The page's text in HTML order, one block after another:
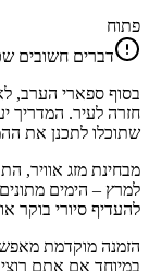
פתוח
דברים חשובים
בסוף ספארי הערב,
חזרה לעיר.
שתוכלו לתכנן את
מבחינת מזג אוויר,
למרץ – הימים
להעדיף סיורי בוקר
הזמנה מוקדמת
במיוחד אם אתם